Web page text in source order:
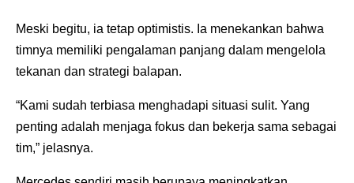
Meski begitu, ia tetap optimistis. Ia menekankan bahwa
timnya memiliki pengalaman panjang dalam mengelola
tekanan dan strategi balapan.
“Kami sudah terbiasa menghadapi situasi sulit. Yang
penting adalah menjaga fokus dan bekerja sama sebagai
tim,” jelasnya.